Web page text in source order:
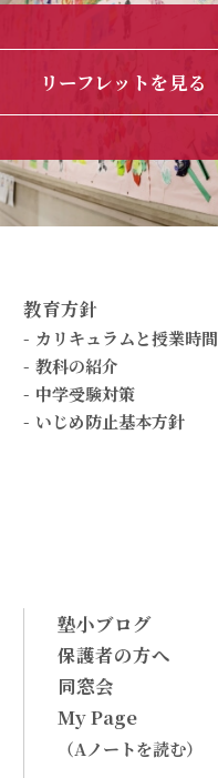
リーフレットを見る
教育方針
カリキュラムと授業時間
教科の紹介
中学受験対策
いじめ防止基本方針
塾小ブログ
保護者の方へ
同窓会
My Page
（Aノートを読む）